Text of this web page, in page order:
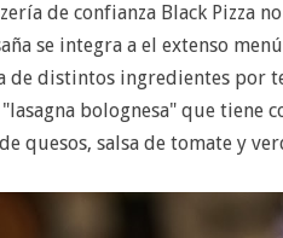
de confianza Black Pizza
se integra a el extenso
de distintos ingredientes por
bolognesa" que tiene
quesos, salsa de tomate y